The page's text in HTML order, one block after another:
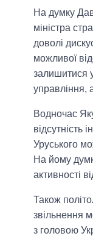
На думку
міністра
доволі
можливої
залишитися
управління,
Водночас
відсутність
Уруського
На йому
активності
Також
звільнення
з головою